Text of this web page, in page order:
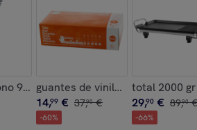
940 guantes de vinilo sin polvo
14,99 € 37,90 €
-60%
total 2000
29,90 € 89,90
-66%